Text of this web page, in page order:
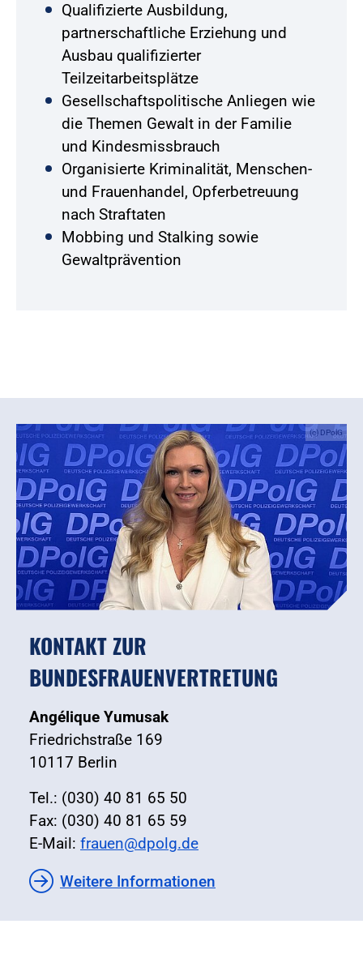
Qualifizierte Ausbildung,
partnerschaftliche Erziehung und
Ausbau qualifizierter
Teilzeitarbeitsplätze
Gesellschaftspolitische Anliegen wie
die Themen Gewalt in der Familie
und Kindesmissbrauch
Organisierte Kriminalität, Menschen-
und Frauenhandel, Opferbetreuung
nach Straftaten
Mobbing und Stalking sowie
Gewaltprävention
KONTAKT ZUR
BUNDESFRAUENVERTRETUNG
Angélique Yumusak
Friedrichstraße 169
10117 Berlin
Tel.: (030) 40 81 65 50
Fax: (030) 40 81 65 59
E-Mail: frauen@dpolg.de
Weitere Informationen
(c) DPolG